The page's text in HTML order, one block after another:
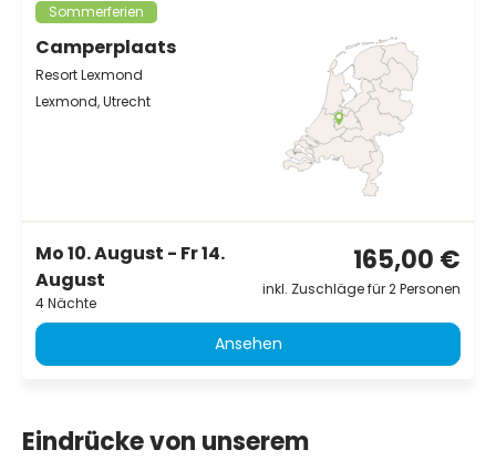
Sommerferien
Camperplaats
Resort Lexmond
Lexmond, Utrecht
Mo 10. August - Fr 14.
August
4 Nächte
165,00 €
inkl. Zuschläge für 2 Personen
Ansehen
Eindrücke von unserem